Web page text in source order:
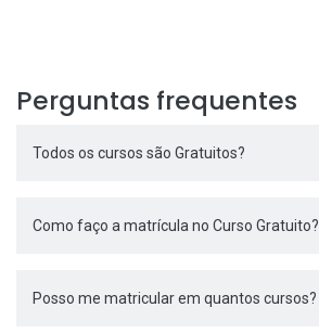
Perguntas frequentes
Todos os cursos são Gratuitos?
Como faço a matrícula no Curso Gratuito?
Posso me matricular em quantos cursos?